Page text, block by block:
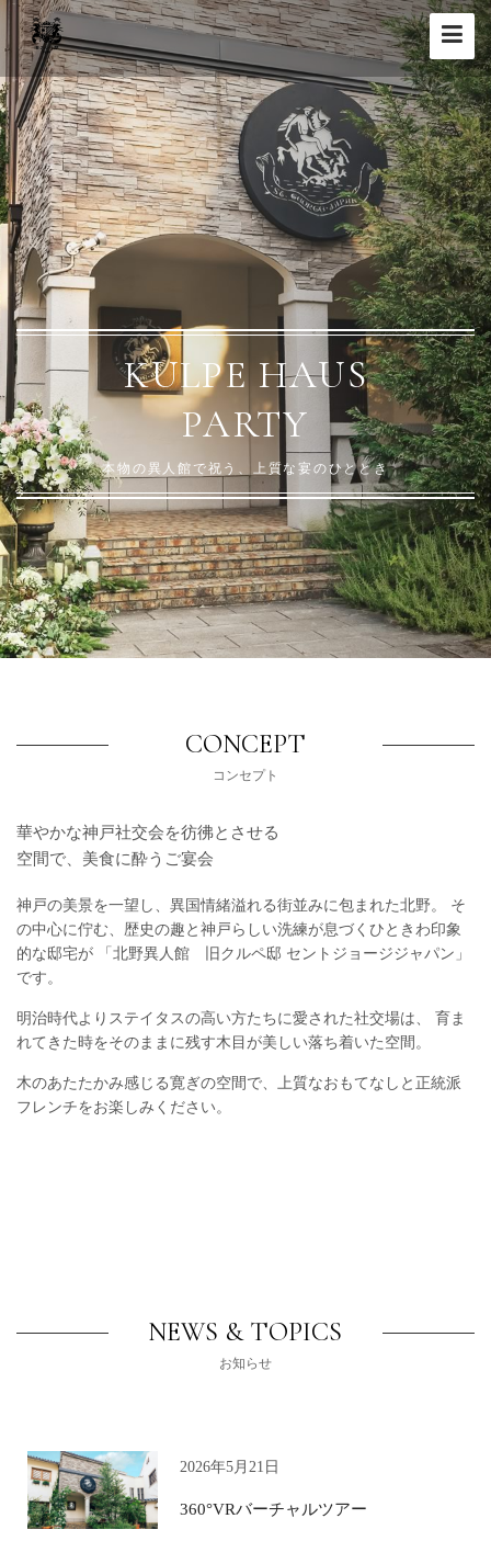
Toggle
KULPE HAUS
PARTY
本物の異人館で祝う、上質な宴のひととき
CONCEPT
コンセプト
華やかな神戸社交会を彷彿とさせる
空間で、美食に酔うご宴会
神戸の美景を一望し、異国情緒溢れる街並みに包まれた北野。
そ
の中心に佇む、歴史の趣と神戸らしい洗練が息づくひときわ印象
的な邸宅が 「北野異人館 旧クルペ邸 セントジョージジャパン」
です。
明治時代よりステイタスの高い方たちに愛された社交場は、
育ま
れてきた時をそのままに残す木目が美しい落ち着いた空間。
木のあたたかみ感じる寛ぎの空間で、上質なおもてなしと正統派
フレンチをお楽しみください。
NEWS & TOPICS
お知らせ
2026年5月21日
360°VRバーチャルツアー